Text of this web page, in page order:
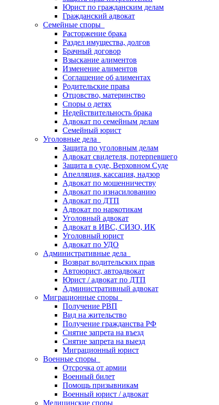
Юрист по гражданским делам
Гражданский адвокат
Семейные споры
Расторжение брака
Раздел имущества, долгов
Брачный договор
Взыскание алиментов
Изменение алиментов
Соглашение об алиментах
Родительские права
Отцовство, материнство
Споры о детях
Недействительность брака
Адвокат по семейным делам
Семейный юрист
Уголовные дела
Защита по уголовным делам
Адвокат свидетеля, потерпевшего
Защита в суде, Верховном Суде
Апелляция, кассация, надзор
Адвокат по мошенничеству
Адвокат по изнасилованию
Адвокат по ДТП
Адвокат по наркотикам
Уголовный адвокат
Адвокат в ИВС, СИЗО, ИК
Уголовный юрист
Адвокат по УДО
Административные дела
Возврат водительских прав
Автоюрист, автоадвокат
Юрист / адвокат по ДТП
Административный адвокат
Миграционные споры
Получение РВП
Вид на жительство
Получение гражданства РФ
Снятие запрета на въезд
Снятие запрета на выезд
Миграционный юрист
Военные споры
Отсрочка от армии
Военный билет
Помощь призывникам
Военный юрист / адвокат
Медицинские споры